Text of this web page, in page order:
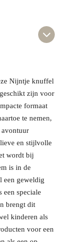
Nijntje knuffel
zijn voor
formaat
te nemen,
avontuur
en stijlvolle
wordt bij
is in de
een geweldig
een speciale
brengt dit
kinderen als
voor een